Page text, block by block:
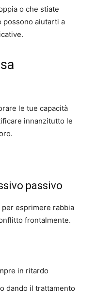
o che stiate
possono aiutarti a
le tue capacità
innanzitutto le
passivo
per esprimere rabbia
frontalmente.
in ritardo
dando il trattamento